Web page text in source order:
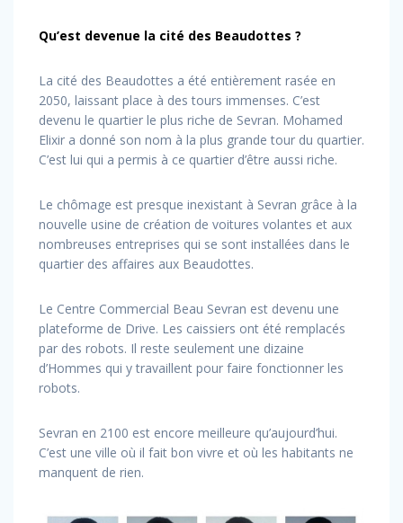
Qu’est devenue la cité des Beaudottes ?
La cité des Beaudottes a été entièrement rasée en
2050, laissant place à des tours immenses. C’est
devenu le quartier le plus riche de Sevran. Mohamed
Elixir a donné son nom à la plus grande tour du quartier.
C’est lui qui a permis à ce quartier d’être aussi riche.
Le chômage est presque inexistant à Sevran grâce à la
nouvelle usine de création de voitures volantes et aux
nombreuses entreprises qui se sont installées dans le
quartier des affaires aux Beaudottes.
Le Centre Commercial Beau Sevran est devenu une
plateforme de Drive. Les caissiers ont été remplacés
par des robots. Il reste seulement une dizaine
d’Hommes qui y travaillent pour faire fonctionner les
robots.
Sevran en 2100 est encore meilleure qu’aujourd’hui.
C’est une ville où il fait bon vivre et où les habitants ne
manquent de rien.